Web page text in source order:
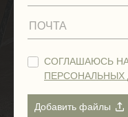
СОГЛАШАЮСЬ
ПЕРСОНАЛЬНЫХ